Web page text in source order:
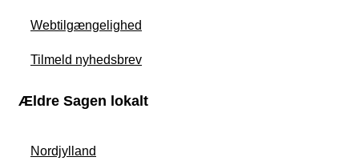
Webtilgængelighed
Tilmeld nyhedsbrev
Ældre Sagen lokalt
Nordjylland